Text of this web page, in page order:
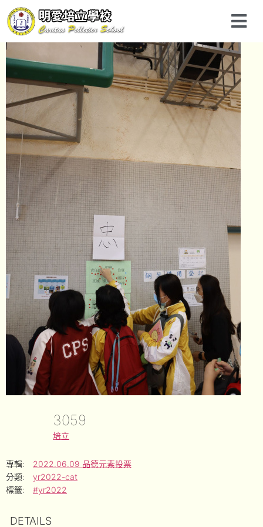
3059
培立
專輯:
2022.06.09 品德元素投票
分類:
yr2022-cat
標籤:
#yr2022
DETAILS